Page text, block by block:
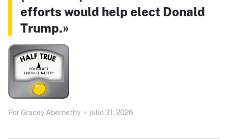
efforts would help elect Donald
Trump.»
Por Gracey Abernethy • julio 31, 2026